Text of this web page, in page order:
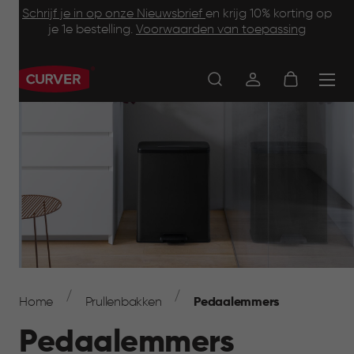
Schrijf je in op onze Nieuwsbrief en krijg 10% korting op
je 1e bestelling. Voorwaarden van toepassing
Main
navigation
Navigation
Home Prullenbakken Pedaalemmers
Pedaalemmers
Footer